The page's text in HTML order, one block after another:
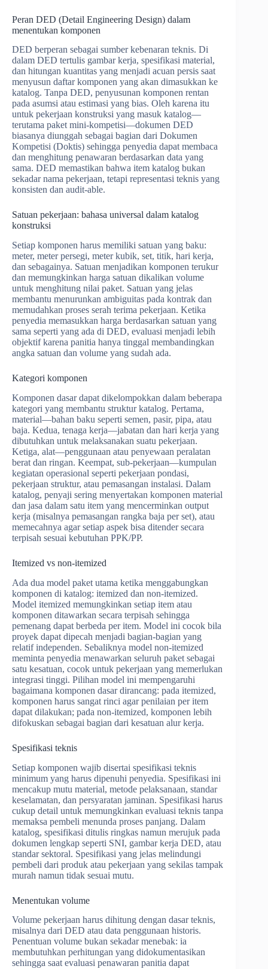
Peran DED (Detail Engineering Design) dalam
menentukan komponen
DED berperan sebagai sumber kebenaran teknis. Di
dalam DED tertulis gambar kerja, spesifikasi material,
dan hitungan kuantitas yang menjadi acuan persis saat
menyusun daftar komponen yang akan dimasukkan ke
katalog. Tanpa DED, penyusunan komponen rentan
pada asumsi atau estimasi yang bias. Oleh karena itu
untuk pekerjaan konstruksi yang masuk katalog—
terutama paket mini-kompetisi—dokumen DED
biasanya diunggah sebagai bagian dari Dokumen
Kompetisi (Doktis) sehingga penyedia dapat membaca
dan menghitung penawaran berdasarkan data yang
sama. DED memastikan bahwa item katalog bukan
sekadar nama pekerjaan, tetapi representasi teknis yang
konsisten dan audit-able.
Satuan pekerjaan: bahasa universal dalam katalog
konstruksi
Setiap komponen harus memiliki satuan yang baku:
meter, meter persegi, meter kubik, set, titik, hari kerja,
dan sebagainya. Satuan menjadikan komponen terukur
dan memungkinkan harga satuan dikalikan volume
untuk menghitung nilai paket. Satuan yang jelas
membantu menurunkan ambiguitas pada kontrak dan
memudahkan proses serah terima pekerjaan. Ketika
penyedia memasukkan harga berdasarkan satuan yang
sama seperti yang ada di DED, evaluasi menjadi lebih
objektif karena panitia hanya tinggal membandingkan
angka satuan dan volume yang sudah ada.
Kategori komponen
Komponen dasar dapat dikelompokkan dalam beberapa
kategori yang membantu struktur katalog. Pertama,
material—bahan baku seperti semen, pasir, pipa, atau
baja. Kedua, tenaga kerja—jabatan dan hari kerja yang
dibutuhkan untuk melaksanakan suatu pekerjaan.
Ketiga, alat—penggunaan atau penyewaan peralatan
berat dan ringan. Keempat, sub-pekerjaan—kumpulan
kegiatan operasional seperti pekerjaan pondasi,
pekerjaan struktur, atau pemasangan instalasi. Dalam
katalog, penyaji sering menyertakan komponen material
dan jasa dalam satu item yang mencerminkan output
kerja (misalnya pemasangan rangka baja per set), atau
memecahnya agar setiap aspek bisa ditender secara
terpisah sesuai kebutuhan PPK/PP.
Itemized vs non-itemized
Ada dua model paket utama ketika menggabungkan
komponen di katalog: itemized dan non-itemized.
Model itemized memungkinkan setiap item atau
komponen ditawarkan secara terpisah sehingga
pemenang dapat berbeda per item. Model ini cocok bila
proyek dapat dipecah menjadi bagian-bagian yang
relatif independen. Sebaliknya model non-itemized
meminta penyedia menawarkan seluruh paket sebagai
satu kesatuan, cocok untuk pekerjaan yang memerlukan
integrasi tinggi. Pilihan model ini mempengaruhi
bagaimana komponen dasar dirancang: pada itemized,
komponen harus sangat rinci agar penilaian per item
dapat dilakukan; pada non-itemized, komponen lebih
difokuskan sebagai bagian dari kesatuan alur kerja.
Spesifikasi teknis
Setiap komponen wajib disertai spesifikasi teknis
minimum yang harus dipenuhi penyedia. Spesifikasi ini
mencakup mutu material, metode pelaksanaan, standar
keselamatan, dan persyaratan jaminan. Spesifikasi harus
cukup detail untuk memungkinkan evaluasi teknis tanpa
memaksa pembeli menunda proses panjang. Dalam
katalog, spesifikasi ditulis ringkas namun merujuk pada
dokumen lengkap seperti SNI, gambar kerja DED, atau
standar sektoral. Spesifikasi yang jelas melindungi
pembeli dari produk atau pekerjaan yang sekilas tampak
murah namun tidak sesuai mutu.
Menentukan volume
Volume pekerjaan harus dihitung dengan dasar teknis,
misalnya dari DED atau data penggunaan historis.
Penentuan volume bukan sekadar menebak: ia
membutuhkan perhitungan yang didokumentasikan
sehingga saat evaluasi penawaran panitia dapat